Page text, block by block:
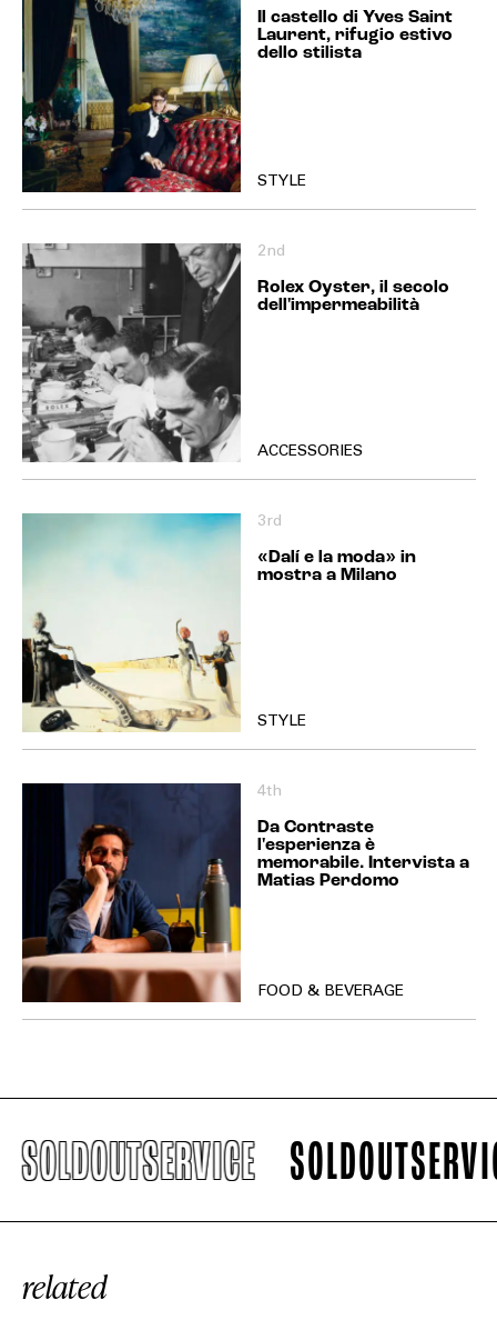
Il castello di Yves Saint
Laurent, rifugio estivo
dello stilista
STYLE
2nd
Rolex Oyster, il secolo
dell'impermeabilità
ACCESSORIES
3rd
«Dalí e la moda» in
mostra a Milano
STYLE
4th
Da Contraste
l'esperienza è
memorabile. Intervista a
Matias Perdomo
FOOD & BEVERAGE
SOLDOUTSERVICE
related